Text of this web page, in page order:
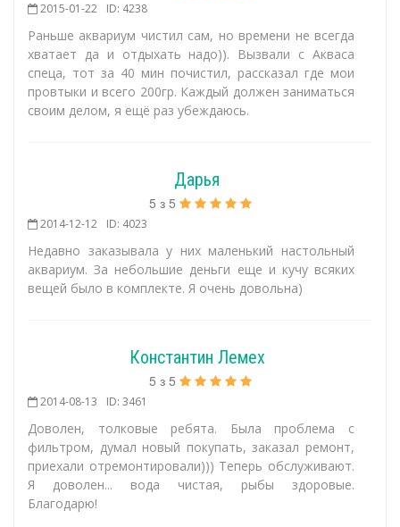
2015-01-22 ID: 4238
Раньше аквариум чистил сам, но времени не всегда
хватает да и отдыхать надо)). Вызвали с Акваса
спеца, тот за 40 мин почистил, рассказал где мои
провтыки и всего 200гр. Каждый должен заниматься
своим делом, я ещё раз убеждаюсь.
Дарья
5 з 5
2014-12-12 ID: 4023
Недавно заказывала у них маленький настольный
аквариум. За небольшие деньги еще и кучу всяких
вещей было в комплекте. Я очень довольна)
Константин Лемех
5 з 5
2014-08-13 ID: 3461
Доволен, толковые ребята. Была проблема с
фильтром, думал новый покупать, заказал ремонт,
приехали отремонтировали))) Теперь обслуживают.
Я доволен... вода чистая, рыбы здоровые.
Благодарю!